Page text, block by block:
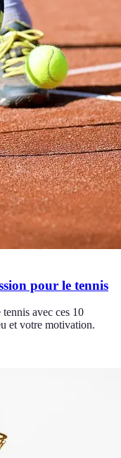
pour le tennis
avec ces 10
et votre motivation.